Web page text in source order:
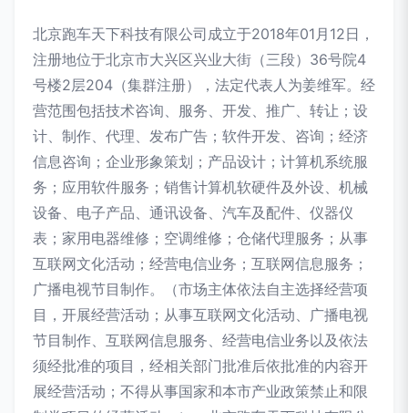
北京跑车天下科技有限公司成立于2018年01月12日，
注册地位于北京市大兴区兴业大街（三段）36号院4
号楼2层204（集群注册），法定代表人为姜维军。经
营范围包括技术咨询、服务、开发、推广、转让；设
计、制作、代理、发布广告；软件开发、咨询；经济
信息咨询；企业形象策划；产品设计；计算机系统服
务；应用软件服务；销售计算机软硬件及外设、机械
设备、电子产品、通讯设备、汽车及配件、仪器仪
表；家用电器维修；空调维修；仓储代理服务；从事
互联网文化活动；经营电信业务；互联网信息服务；
广播电视节目制作。（市场主体依法自主选择经营项
目，开展经营活动；从事互联网文化活动、广播电视
节目制作、互联网信息服务、经营电信业务以及依法
须经批准的项目，经相关部门批准后依批准的内容开
展经营活动；不得从事国家和本市产业政策禁止和限